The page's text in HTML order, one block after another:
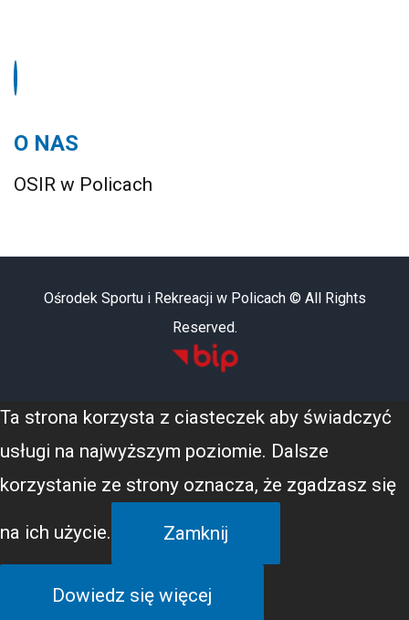
O NAS
OSIR w Policach
Ośrodek Sportu i Rekreacji w Policach © All Rights
Reserved.
Ta strona korzysta z ciasteczek aby świadczyć
usługi na najwyższym poziomie. Dalsze
korzystanie ze strony oznacza, że zgadzasz się
na ich użycie. Zamknij
Dowiedz się więcej